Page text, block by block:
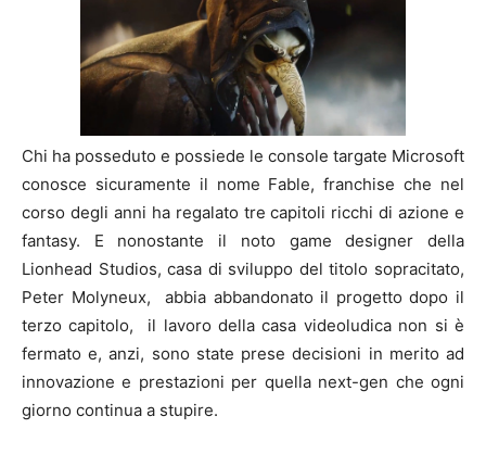
Chi ha posseduto e possiede le console targate Microsoft
conosce sicuramente il nome Fable, franchise che nel
corso degli anni ha regalato tre capitoli ricchi di azione e
fantasy. E nonostante il noto game designer della
Lionhead Studios, casa di sviluppo del titolo sopracitato,
Peter Molyneux, abbia abbandonato il progetto dopo il
terzo capitolo, il lavoro della casa videoludica non si è
fermato e, anzi, sono state prese decisioni in merito ad
innovazione e prestazioni per quella next-gen che ogni
giorno continua a stupire.